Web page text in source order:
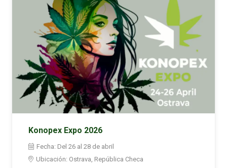
Konopex Expo 2026
Fecha: Del 26 al 28 de abril
Ubicación: Ostrava, República Checa